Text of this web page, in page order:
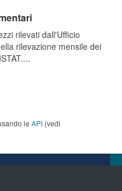
rilevati dall'Ufficio
rilevazione mensile dei
le API (vedi